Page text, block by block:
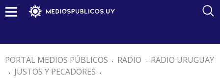
PORTAL MEDIOS PÚBLICOS . RADIO . RADIO URUGUAY
. JUSTOS Y PECADORES .